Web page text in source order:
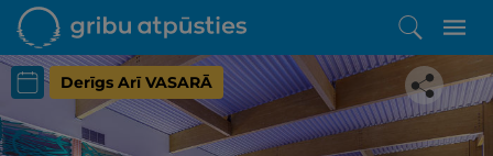
Derīgs Arī VASARĀ